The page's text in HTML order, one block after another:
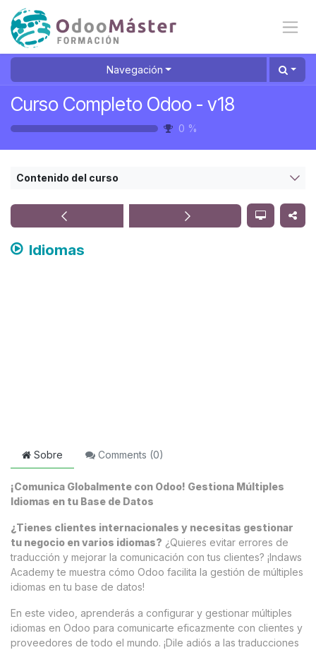
Ir al contenido
Navegación
Curso Completo Odoo - v18
0 %
Contenido del curso
Idiomas
Sobre Comments (0)
¡Comunica Globalmente con Odoo! Gestiona Múltiples
Idiomas en tu Base de Datos
¿Tienes clientes internacionales y necesitas gestionar
tu negocio en varios idiomas? ¿Quieres evitar errores de
traducción y mejorar la comunicación con tus clientes? ¡Indaws
Academy te muestra cómo Odoo facilita la gestión de múltiples
idiomas en tu base de datos!
En este video, aprenderás a configurar y gestionar múltiples
idiomas en Odoo para comunicarte eficazmente con clientes y
proveedores de todo el mundo. ¡Dile adiós a las traducciones